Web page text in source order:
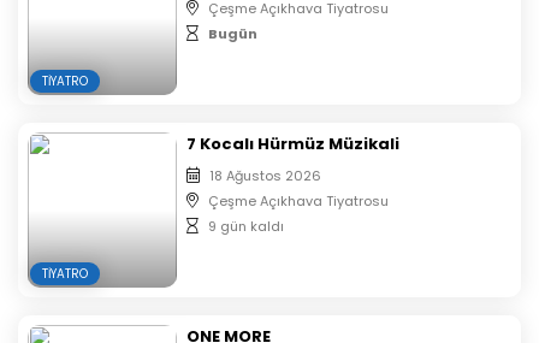
TIYATRO
Çeşme Açıkhava Tiyatrosu
Bugün
TIYATRO
7 Kocalı Hürmüz Müzikali
18 Ağustos 2026
Çeşme Açıkhava Tiyatrosu
9 gün kaldı
ONE MORE